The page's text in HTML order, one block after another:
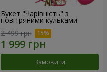
Букет "Чарівність" з
повітряними кульками
2 499 грн
Замовити